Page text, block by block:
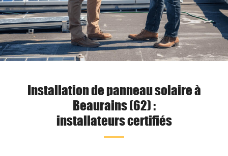
Installation de panneau solaire à
Beaurains (62) :
installateurs certifiés